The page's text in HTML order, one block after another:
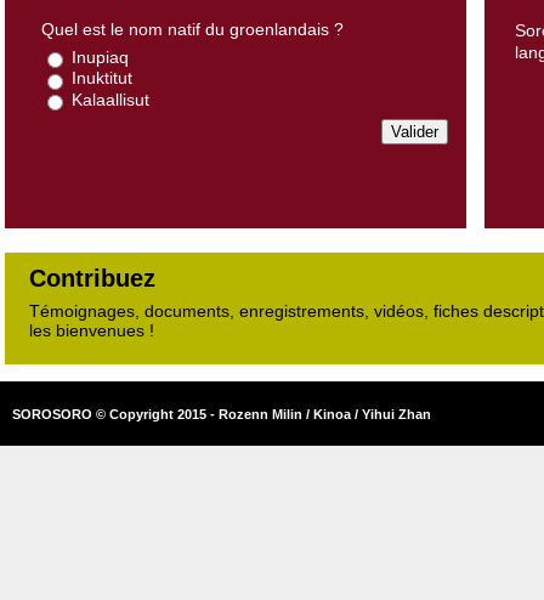
Quel est le nom natif du groenlandais ?
Inupiaq
Inuktitut
Kalaallisut
Contribuez
Témoignages, documents, enregistrements, vidéos, fiches
les bienvenues !
SOROSORO © Copyright 2015 - Rozenn Milin / Kinoa / Yihui Zhan